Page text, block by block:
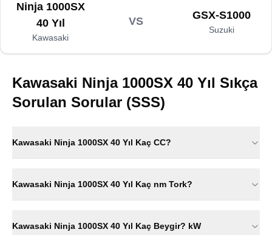
Ninja 1000SX
40 Yıl
Kawasaki
VS
GSX-S1000
Suzuki
Kawasaki Ninja 1000SX 40 Yıl Sıkça
Sorulan Sorular (SSS)
Kawasaki Ninja 1000SX 40 Yıl Kaç CC?
Kawasaki Ninja 1000SX 40 Yıl Kaç nm Tork?
Kawasaki Ninja 1000SX 40 Yıl Kaç Beygir? kW